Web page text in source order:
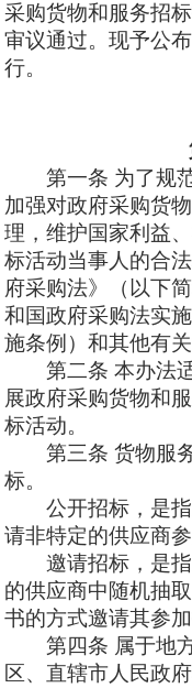
采购货物和服务招
审议通过。现予公
行。
第一条 为了规
加强对政府采购货
理，维护国家利益
标活动当事人的合
府采购法》（以下
和国政府采购法实
施条例）和其他有
第二条 本办法
展政府采购货物和
标活动。
第三条 货物服
标。
公开招标，是
请非特定的供应商参
邀请招标，是
的供应商中随机抽取
书的方式邀请其参
第四条 属于地
区、直辖市人民政